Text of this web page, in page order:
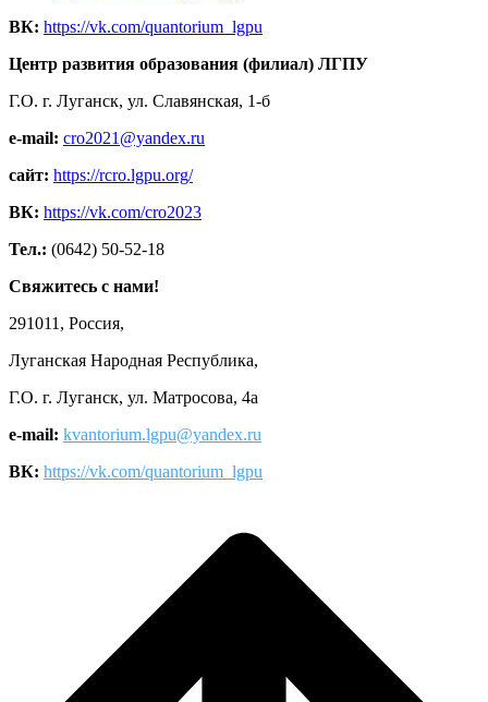
ВК: https://vk.com/quantorium_lgpu
Центр развития образования (филиал) ЛГПУ
Г.О. г. Луганск, ул. Славянская, 1-б
e-mail: cro2021@yandex.ru
сайт: https://rcro.lgpu.org/
ВК: https://vk.com/cro2023
Тел.: (0642) 50-52-18
Свяжитесь с нами!
291011, Россия,
Луганская Народная Республика,
Г.О. г. Луганск, ул. Матросова, 4а
e-mail: kvantorium.lgpu@yandex.ru
ВК: https://vk.com/quantorium_lgpu